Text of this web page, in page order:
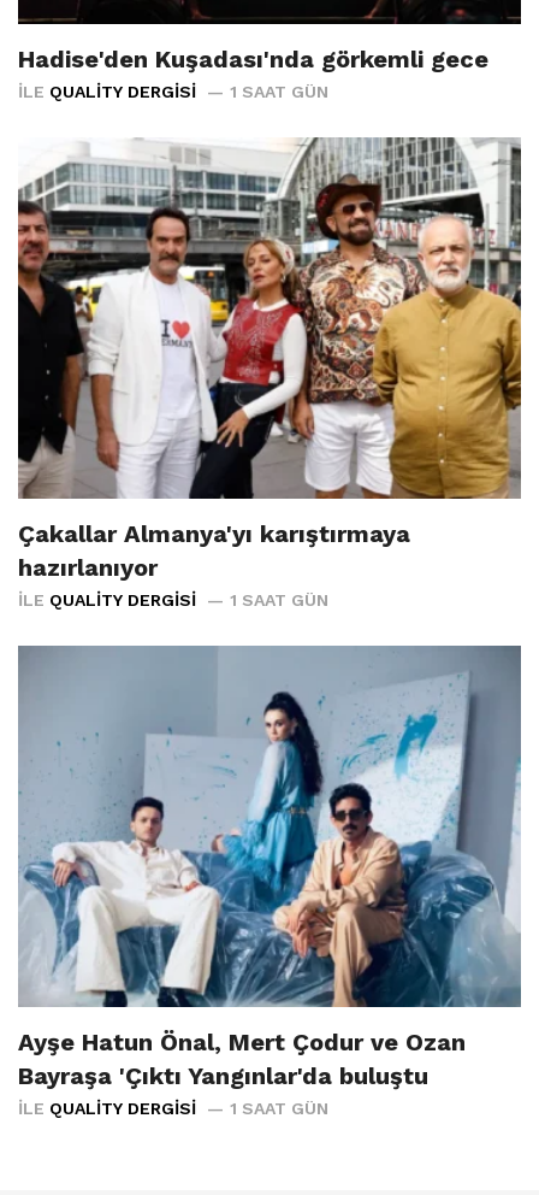
Hadise'den Kuşadası'nda görkemli gece
İLE QUALITY DERGISI 1 SAAT GÜN
Çakallar Almanya'yı karıştırmaya
hazırlanıyor
İLE QUALITY DERGISI 1 SAAT GÜN
Ayşe Hatun Önal, Mert Çodur ve Ozan
Bayraşa 'Çıktı Yangınlar'da buluştu
İLE QUALITY DERGISI 1 SAAT GÜN